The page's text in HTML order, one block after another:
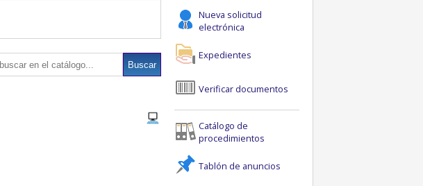
Nueva solicitud
electrónica
Expedientes
Verificar documentos
Catálogo de
procedimientos
Tablón de anuncios